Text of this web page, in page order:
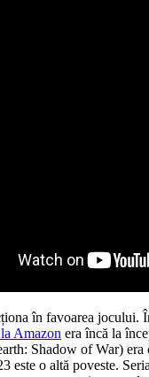
în favoarea jocului.
Amazon era încă la
Shadow of War) era
este o altă poveste.